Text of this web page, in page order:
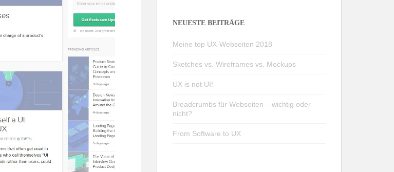
NEUESTE BEITRÄGE
Meine top UX-Webseiten 2018
Sketches vs. Wireframes vs. Mockups
UX is not UI!
Breadcrumbs für Webseiten – wichtig oder
nicht?
From Software to UX